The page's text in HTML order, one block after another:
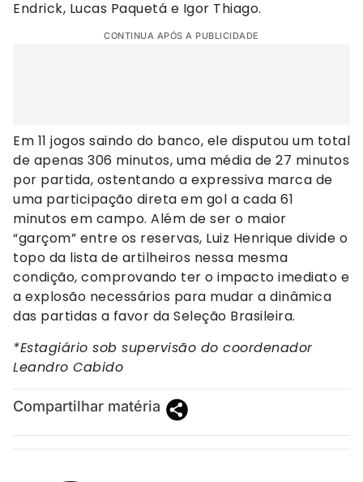
Endrick, Lucas Paquetá e Igor Thiago.
CONTINUA APÓS A PUBLICIDADE
Em 11 jogos saindo do banco, ele disputou um total
de apenas 306 minutos, uma média de 27 minutos
por partida, ostentando a expressiva marca de
uma participação direta em gol a cada 61
minutos em campo. Além de ser o maior
“garçom” entre os reservas, Luiz Henrique divide o
topo da lista de artilheiros nessa mesma
condição, comprovando ter o impacto imediato e
a explosão necessários para mudar a dinâmica
das partidas a favor da Seleção Brasileira.
*Estagiário sob supervisão do coordenador
Leandro Cabido
Compartilhar matéria